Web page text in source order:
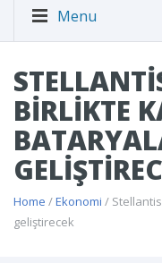
Menu
BIRLIKTE
Home /Ekonomi /
geliştirecek